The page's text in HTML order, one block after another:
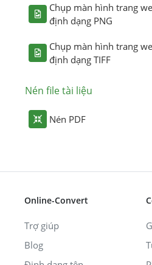
Chụp màn hình trang
định dạng PNG
Chụp màn hình trang
định dạng TIFF
Nén file tài liệu
Nén PDF
Online-Convert
Trợ giúp
Blog